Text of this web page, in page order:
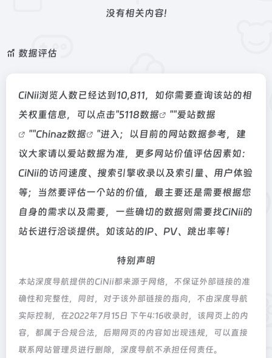
没有相关内容!
数据评估
CiNii浏览人数已经达到10,811，如你需要查询该站的相
关权重信息，可以点击"5118数据 ""爱站数据
""Chinaz数据
"进入；以目前的网站数据参考，建
议大家请以爱站数据为准，更多网站价值评估因素如：
CiNii的访问速度、搜索引擎收录以及索引量、用户体验
等；当然要评估一个站的价值，最主要还是需要根据您
自身的需求以及需要，一些确切的数据则需要找CiNii的
站长进行洽谈提供。如该站的IP、PV、跳出率等！
特别声明
本站深度导航提供的CiNii都来源于网络，不保证外部链接的准
确性和完整性，同时，对于该外部链接的指向，不由深度导航
实际控制，在2022年7月15日 下午4:16收录时，该网页上的内
容，都属于合规合法，后期网页的内容如出现违规，可以直接
联系网站管理员进行删除，深度导航不承担任何责任。